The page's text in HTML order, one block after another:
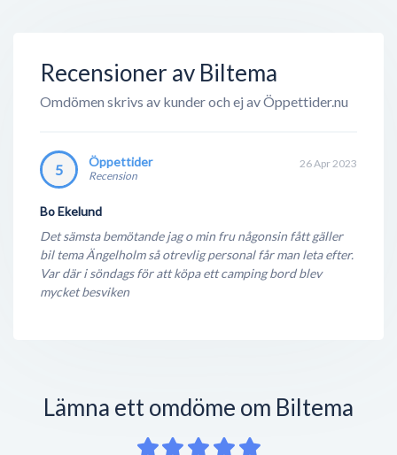
Recensioner av Biltema
Omdömen skrivs av kunder och ej av Öppettider.nu
5 Öppettider
Recension
Bo Ekelund
26 Apr 2023
Det sämsta bemötande jag o min fru någonsin fått gäller
bil tema Ängelholm så otrevlig personal får man leta efter.
Var där i söndags för att köpa ett camping bord blev
mycket besviken
Lämna ett omdöme om Biltema